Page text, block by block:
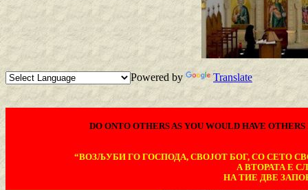
Powered by Translate
DO ONTO OTHERS AS YOU WOULD HAVE
“ВОЗЉУБИ ГО ГОСПОДА, СВОЈОТ БОГ, СО СЕТО
А ВТОРАТА Е
НА ТИЕ ДВЕ